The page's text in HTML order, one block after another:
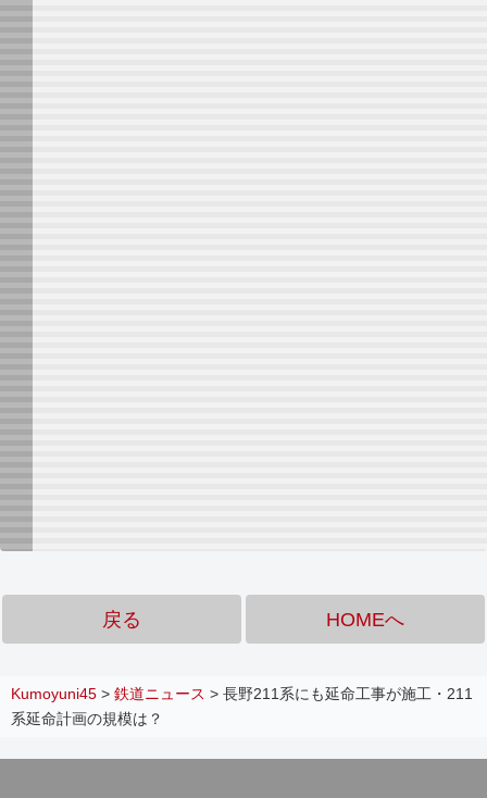
戻る HOMEへ
Kumoyuni45 > 鉄道ニュース > 長野211系にも延命工事が施工・211
系延命計画の規模は？